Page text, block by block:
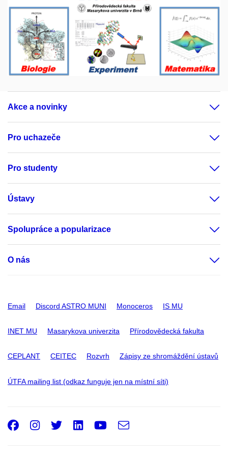
Akce a novinky
Pro uchazeče
Pro studenty
Ústavy
Spolupráce a popularizace
O nás
Email Discord ASTRO MUNI Monoceros IS MU
INET MU Masarykova univerzita Přírodovědecká fakulta
CEPLANT CEITEC Rozvrh Zápisy ze shromáždění ústavů
ÚTFA mailing list (odkaz funguje jen na místní síti)
Facebook
Instagram
Twitter
LinkedIn
Youtube
e-